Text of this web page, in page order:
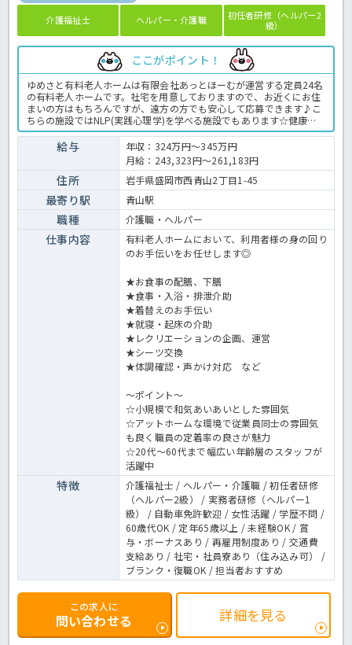
介護福祉士 ヘルパー・介護職
初任者研修（ヘルパー2
級）
ここがポイント！
ゆめさと有料老人ホームは有限会社あっとほーむが運営する定員24名
の有料老人ホームです。社宅を用意しておりますので、お近くにお住
まいの方はもちろんですが、遠方の方でも安心して応募できます♪こ
ちらの施設ではNLP(実践心理学)を学べる施設でもあります☆健康に
留意した設備も整え、職員さんも元気に勤務できる環境づくりに力を
入れているのも魅力の一つです！！気になる方はお気軽にほっ介護ま
でお問い合わせください！有料老人ホームでの介護業務全般です。 ＜
介護職 正職員 有料老人ホームの求人＞
給与
年収：324万円～345万円
月給：243,323円～261,183円
住所 岩手県盛岡市西青山2丁目1-45
最寄り駅 青山駅
職種 介護職・ヘルパー
仕事内容
有料老人ホームにおいて、利用者様の身の回り
のお手伝いをお任せします◎
★お食事の配膳、下膳
★食事・入浴・排泄介助
★着替えのお手伝い
★就寝・起床の介助
★レクリエーションの企画、運営
★シーツ交換
★体調確認・声かけ対応 など
～ポイント～
☆小規模で和気あいあいとした雰囲気
☆アットホームな環境で従業員同士の雰囲気
も良く職員の定着率の良さが魅力
☆20代～60代まで幅広い年齢層のスタッフが
活躍中
特徴
介護福祉士 / ヘルパー・介護職 / 初任者研修
（ヘルパー2級） / 実務者研修（ヘルパー1
級） / 自動車免許歓迎 / 女性活躍 / 学歴不問 /
60歳代OK / 定年65歳以上 / 未経験OK / 賞
与・ボーナスあり / 再雇用制度あり / 交通費
支給あり / 社宅・社員寮あり（住み込み可） /
ブランク・復職OK / 担当者おすすめ
この求人に
問い合わせる 詳細を見る